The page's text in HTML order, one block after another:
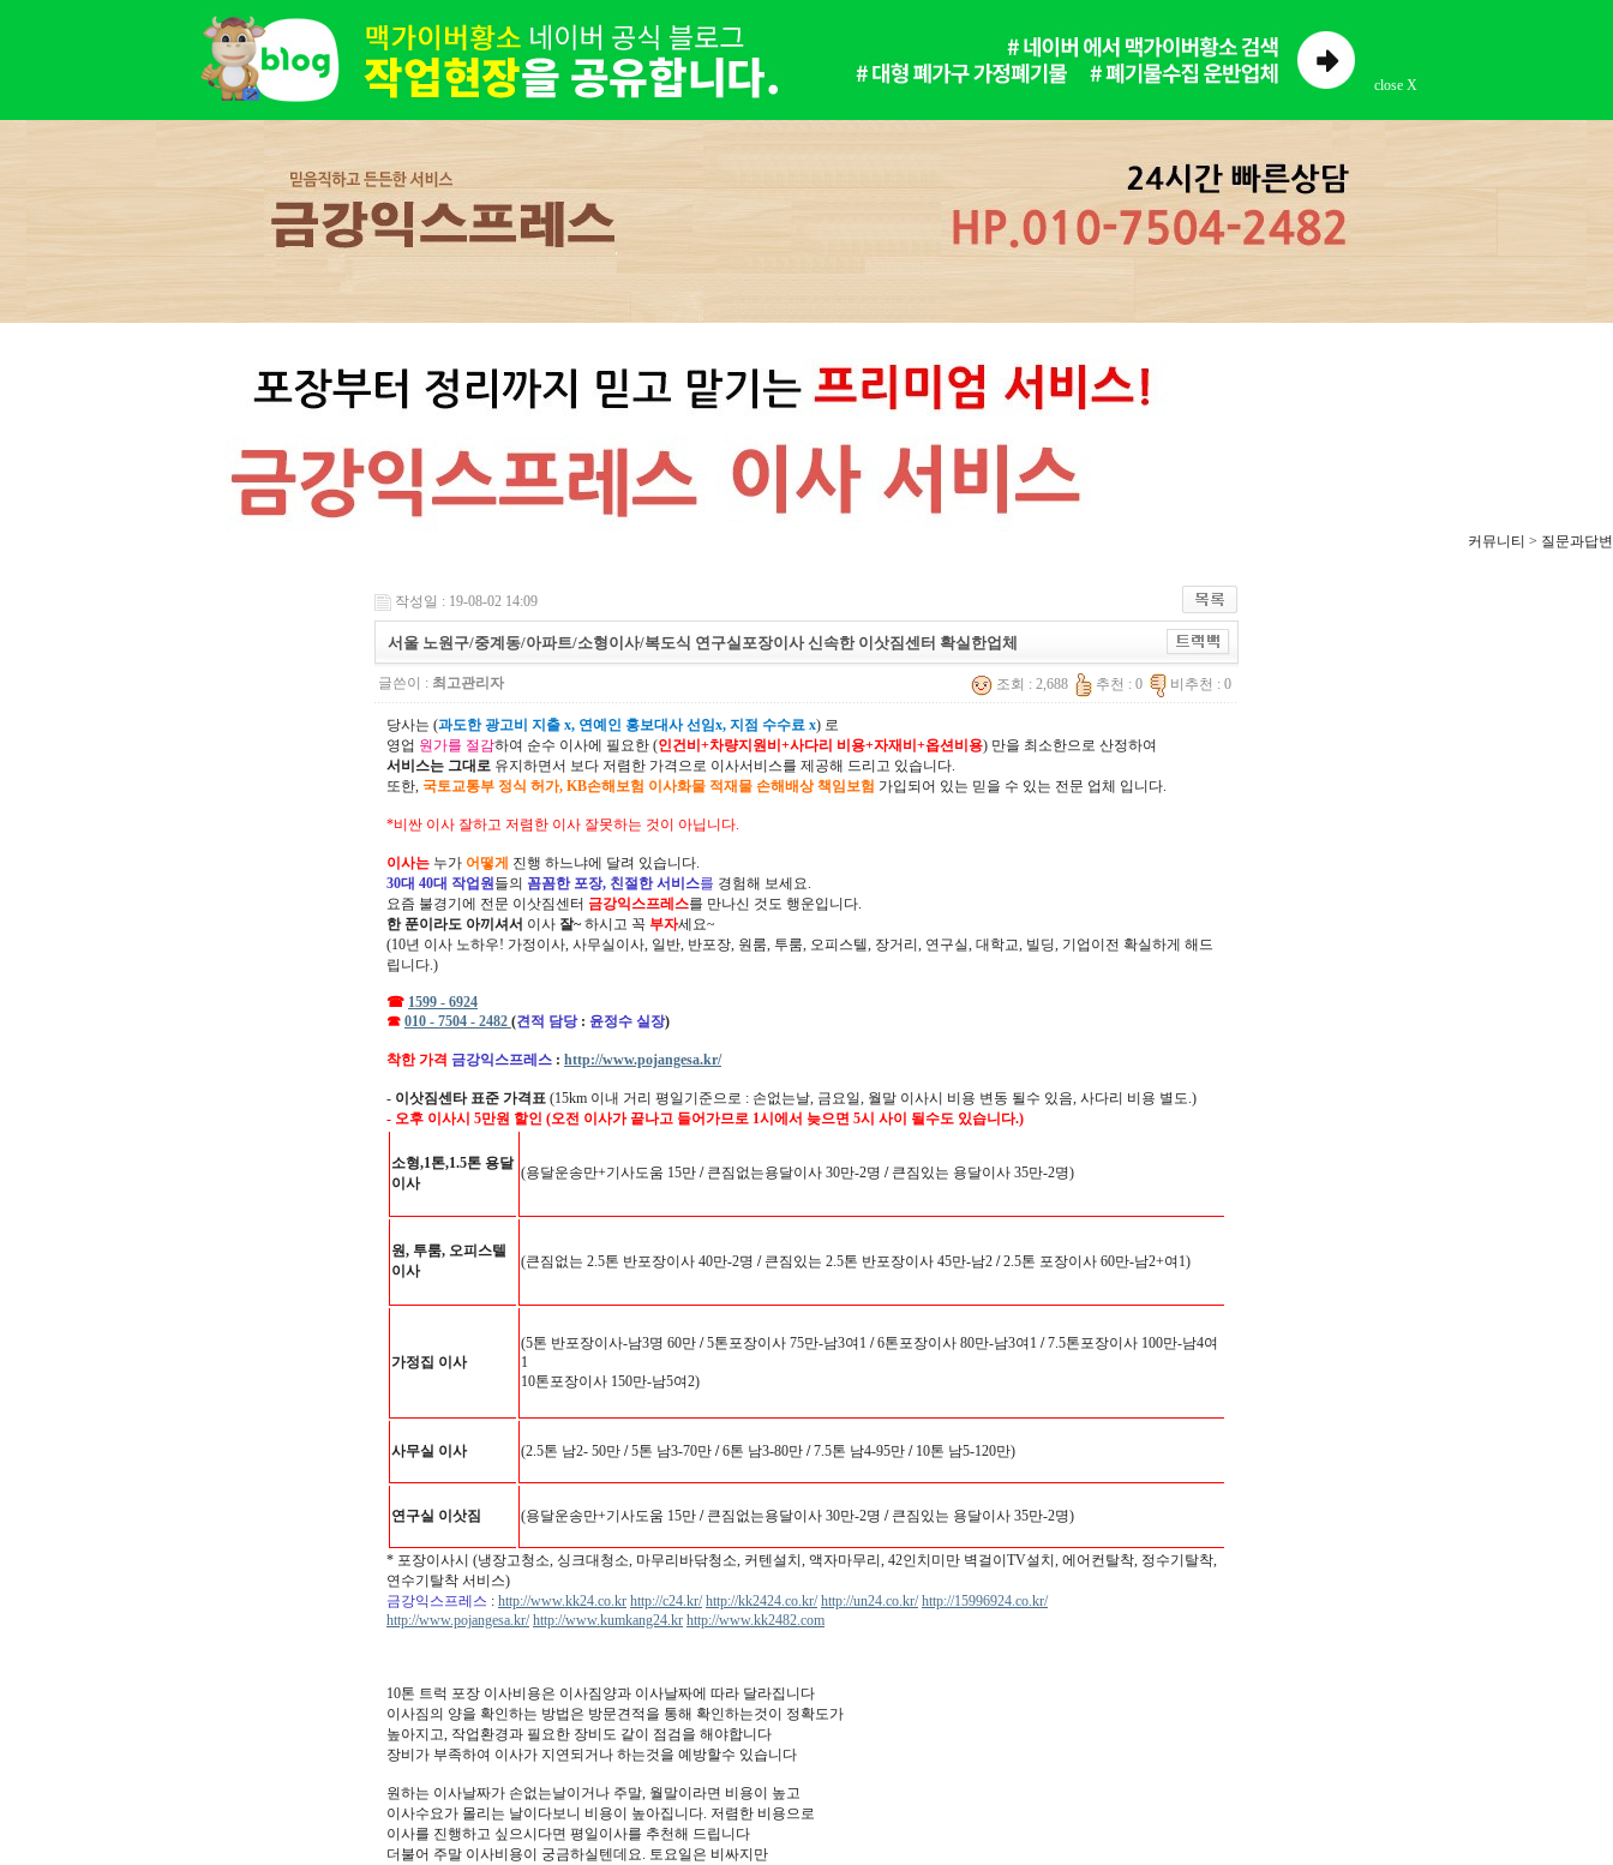
close X
커뮤니티 > 질문과답변
작성일 : 19-08-02 14:09
서울 노원구/중계동/아파트/소형이사/복도식 연구실포장이사 신속한 이삿짐센터 확실한업체
글쓴이 : 최고관리자 조회 : 2,688 추천 : 0 비추천 : 0
당사는 (과도한 광고비 지출 x, 연예인 홍보대사 선임x, 지점 수수료 x) 로
영업 원가를 절감하여 순수 이사에 필요한 (인건비+차량지원비+사다리 비용+자재비+옵션비용) 만을 최소한으로 산정하여
서비스는 그대로 유지하면서 보다 저렴한 가격으로 이사서비스를 제공해 드리고 있습니다.
또한, 국토교통부 정식 허가, KB손해보험 이사화물 적재물 손해배상 책임보험 가입되어 있는 믿을 수 있는 전문 업체 입니다.
*비싼 이사 잘하고 저렴한 이사 잘못하는 것이 아닙니다.
이사는 누가 어떻게 진행 하느냐에 달려 있습니다.
30대 40대 작업원들의 꼼꼼한 포장, 친절한 서비스를 경험해 보세요.
요즘 불경기에 전문 이삿짐센터 금강익스프레스를 만나신 것도 행운입니다.
한 푼이라도 아끼셔서 이사 잘~ 하시고 꼭 부자세요~
(10년 이사 노하우! 가정이사, 사무실이사, 일반, 반포장, 원룸, 투룸, 오피스텔, 장거리, 연구실, 대학교, 빌딩, 기업이전 확실하게 해드
립니다.)
☎ 1599 - 6924
☎ 010 - 7504 - 2482 (견적 담당 : 윤정수 실장)
착한 가격 금강익스프레스 : http://www.pojangesa.kr/
- 이삿짐센타 표준 가격표 (15km 이내 거리 평일기준으로 : 손없는날, 금요일, 월말 이사시 비용 변동 될수 있음, 사다리 비용 별도.)
- 오후 이사시 5만원 할인 (오전 이사가 끝나고 들어가므로 1시에서 늦으면 5시 사이 될수도 있습니다.)
소형,1톤,1.5톤 용달
이사
(용달운송만+기사도움 15만 /큰짐없는용달이사 30만-2명 /큰짐있는 용달이사 35만-2명)
원, 투룸, 오피스텔
이사
(큰짐없는 2.5톤 반포장이사 40만-2명 /큰짐있는 2.5톤 반포장이사 45만-남2 /2.5톤 포장이사 60만-남2+여1)
가정집 이사
(5톤 반포장이사-남3명 60만 /5톤포장이사 75만-남3여1 /6톤포장이사 80만-남3여1 /7.5톤포장이사 100만-남4여
1
10톤포장이사 150만-남5여2)
사무실 이사 (2.5톤 남2- 50만 /5톤 남3-70만 /6톤 남3-80만 /7.5톤 남4-95만 /10톤 남5-120만)
연구실 이삿짐 (용달운송만+기사도움 15만 /큰짐없는용달이사 30만-2명 /큰짐있는 용달이사 35만-2명)
* 포장이사시 (냉장고청소, 싱크대청소, 마무리바닦청소, 커텐설치, 액자마무리, 42인치미만 벽걸이TV설치, 에어컨탈착, 정수기탈착,
연수기탈착 서비스)
금강익스프레스 : http://www.kk24.co.kr http://c24.kr/ http://kk2424.co.kr/ http://un24.co.kr/ http://15996924.co.kr/
http://www.pojangesa.kr/ http://www.kumkang24.kr http://www.kk2482.com
10톤 트럭 포장 이사비용은 이사짐양과 이사날짜에 따라 달라집니다
이사짐의 양을 확인하는 방법은 방문견적을 통해 확인하는것이 정확도가
높아지고, 작업환경과 필요한 장비도 같이 점검을 해야합니다
장비가 부족하여 이사가 지연되거나 하는것을 예방할수 있습니다
원하는 이사날짜가 손없는날이거나 주말, 월말이라면 비용이 높고
이사수요가 몰리는 날이다보니 비용이 높아집니다. 저렴한 비용으로
이사를 진행하고 싶으시다면 평일이사를 추천해 드립니다
더불어 주말 이사비용이 궁금하실텐데요. 토요일은 비싸지만